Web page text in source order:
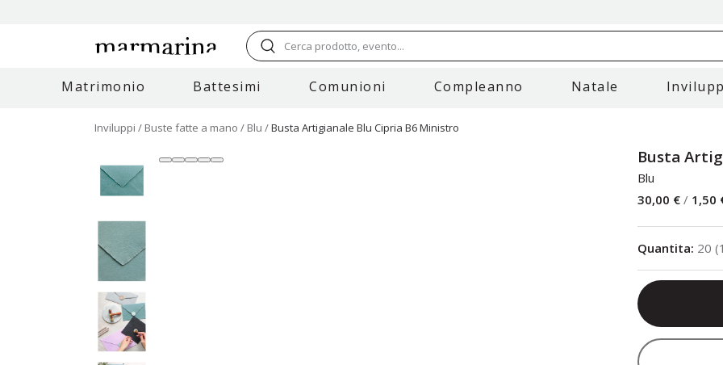
Cerca prodotto, evento...
Matrimonio Battesimi Comunioni Compleanno Natale
Inviluppi Buste fatte a mano Blu Busta Artigianale Blu Cipria B6 Ministro
Busta
Blu
30,00 € / 1,50
Quantita: 20 (